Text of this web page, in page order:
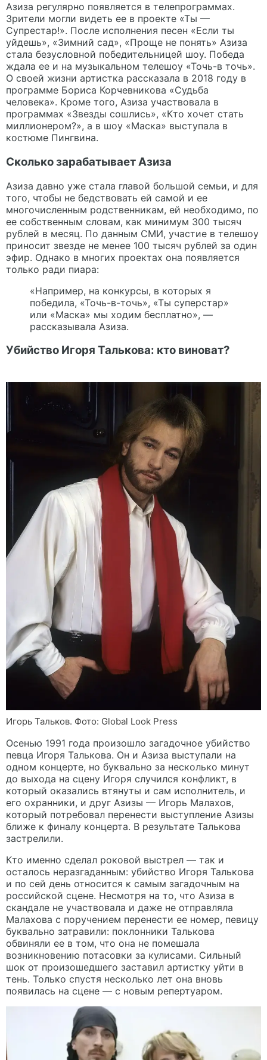
Азиза регулярно появляется в телепрограммах.
Зрители могли видеть ее в проекте «Ты —
Супрестар!». После исполнения песен «Если ты
уйдешь», «Зимний сад», «Проще не понять» Азиза
стала безусловной победительницей шоу. Победа
ждала ее и на музыкальном телешоу «Точь-в точь».
О своей жизни артистка рассказала в 2018 году в
программе Бориса Корчевникова «Судьба
человека». Кроме того, Азиза участвовала в
программах «Звезды сошлись», «Кто хочет стать
миллионером?», а в шоу «Маска» выступала в
костюме Пингвина.
Сколько зарабатывает Азиза
Азиза давно уже стала главой большой семьи, и для
того, чтобы не бедствовать ей самой и ее
многочисленным родственникам, ей необходимо, по
ее собственным словам, как минимум 300 тысяч
рублей в месяц. По данным СМИ, участие в телешоу
приносит звезде не менее 100 тысяч рублей за один
эфир. Однако в многих проектах она появляется
только ради пиара:
«Например, на конкурсы, в которых я
победила, «Точь-в-точь», «Ты суперстар»
или «Маска» мы ходим бесплатно», —
рассказывала Азиза.
Убийство Игоря Талькова: кто виноват?
Игорь Тальков. Фото: Global Look Press
Осенью 1991 года произошло загадочное убийство
певца Игоря Талькова. Он и Азиза выступали на
одном концерте, но буквально за несколько минут
до выхода на сцену Игоря случился конфликт, в
который оказались втянуты и сам исполнитель, и
его охранники, и друг Азизы — Игорь Малахов,
который потребовал перенести выступление Азизы
ближе к финалу концерта. В результате Талькова
застрелили.
Кто именно сделал роковой выстрел — так и
осталось неразгаданным: убийство Игоря Талькова
и по сей день относится к самым загадочным на
российской сцене. Несмотря на то, что Азиза в
скандале не участвовала и даже не отправляла
Малахова с поручением перенести ее номер, певицу
буквально затравили: поклонники Талькова
обвиняли ее в том, что она не помешала
возникновению потасовки за кулисами. Сильный
шок от произошедшего заставил артистку уйти в
тень. Только спустя несколько лет она вновь
появилась на сцене — с новым репертуаром.